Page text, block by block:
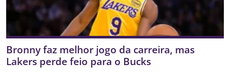
Bronny faz melhor jogo da carreira, mas
Lakers perde feio para o Bucks